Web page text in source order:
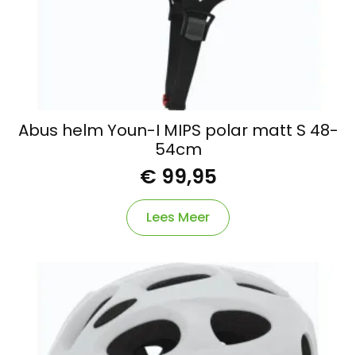
Abus helm Youn-I MIPS polar matt S 48-
54cm
€ 99,95
Lees Meer